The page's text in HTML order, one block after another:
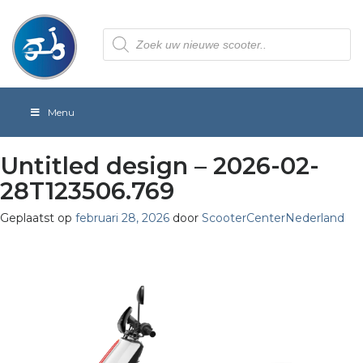
Producten
zoeken
Menu
Untitled design – 2026-02-
28T123506.769
Geplaatst op februari 28, 2026 door ScooterCenterNederland